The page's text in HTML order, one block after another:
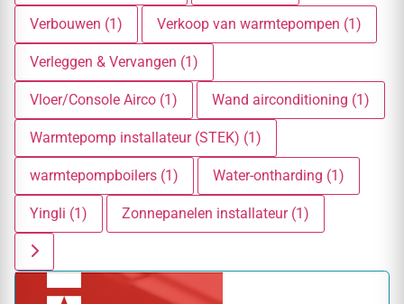
Verbouwen (1) Verkoop van warmtepompen (1)
Verleggen & Vervangen (1)
Vloer/Console Airco (1) Wand airconditioning (1)
Warmtepomp installateur (STEK) (1)
warmtepompboilers (1) Water-ontharding (1)
Yingli (1) Zonnepanelen installateur (1)